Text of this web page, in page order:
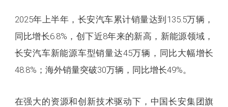
2025年上半年，长安汽车累计销量达到135.5万辆，
同比增长6.8%，创下近8年来的新高，新能源领域，
长安汽车新能源车型销量达45万辆，同比大幅增长
48.8%；海外销量突破30万辆，同比增长49%。
在强大的资源和创新技术驱动下，中国长安集团旗